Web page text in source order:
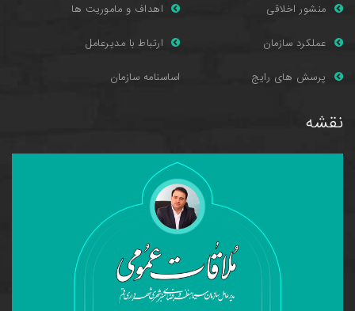
منشور اخلاقی
اهداف و ماموریت ها
عملکرد سازمان
ارتباط با مدیرعامل
پرسش های رایج اساسنامه سازمان
نقشه